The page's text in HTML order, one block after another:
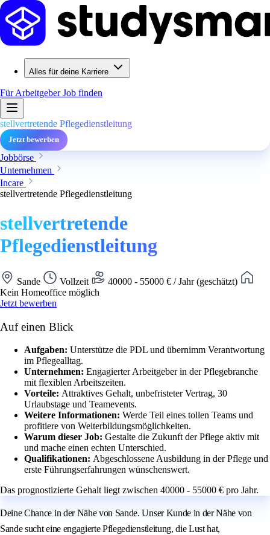
Alles für deine Karriere
Für ArbeitgeberJob finden
stellvertretende Pflegedienstleitung
Jetzt bewerben
Jobbörse
Unternehmen
Incare
stellvertretende Pflegedienstleitung
stellvertretende
Pflegedienstleitung
Sande Vollzeit
40000 - 55000 € / Jahr (geschätzt)
Kein Homeoffice möglich
Jetzt bewerben
Auf einen Blick
Aufgaben: Unterstütze die PDL und übernimm Verantwortung
im Pflegealltag.
Unternehmen: Engagierter Arbeitgeber in der Pflegebranche
mit flexiblen Arbeitszeiten.
Vorteile: Attraktives Gehalt, unbefristeter Vertrag, 30
Urlaubstage und Teamevents.
Weitere Informationen: Werde Teil eines tollen Teams und
profitiere von Weiterbildungsmöglichkeiten.
Warum dieser Job: Gestalte die Zukunft der Pflege aktiv mit
und mache einen echten Unterschied.
Qualifikationen: Abgeschlossene Ausbildung in der Pflege und
erste Führungserfahrungen wünschenswert.
Das prognostizierte Gehalt liegt zwischen 40000 - 55000 € pro Jahr.
Deine Chance in der Nähe von Sande. Unser Kunde in der Nähe von
Sande sucht eine engagierte Pflegedienstleitung, die Lust hat,